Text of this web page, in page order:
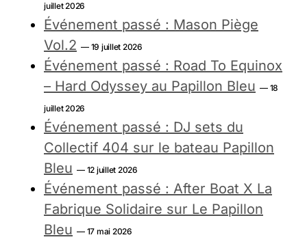
juillet 2026
Événement passé : Mason Piège
Vol.2 — 19 juillet 2026
Événement passé : Road To Equinox
– Hard Odyssey au Papillon Bleu — 18
juillet 2026
Événement passé : DJ sets du
Collectif 404 sur le bateau Papillon
Bleu — 12 juillet 2026
Événement passé : After Boat X La
Fabrique Solidaire sur Le Papillon
Bleu — 17 mai 2026